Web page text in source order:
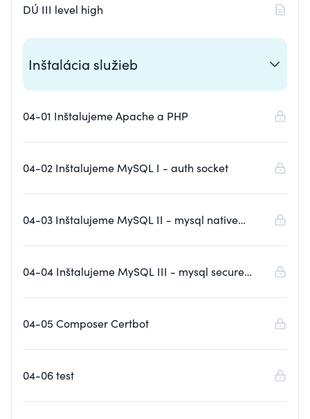
DÚ III level high
Inštalácia služieb
04-01 Inštalujeme Apache a PHP
04-02 Inštalujeme MySQL I - auth socket
04-03 Inštalujeme MySQL II - mysql native
04-04 Inštalujeme MySQL III - mysql secure
04-05 Composer Certbot
04-06 test